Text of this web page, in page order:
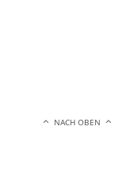
NACH OBEN